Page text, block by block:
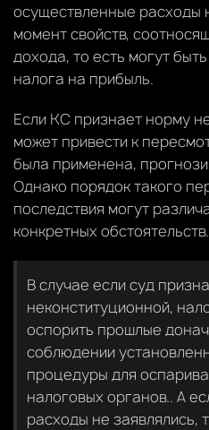
осуществленные расходы
момент свойств,
дохода, то есть могут
налога на прибыль.
Если КС признает норму
может привести к
была применена,
Однако порядок такого
последствия могут
конкретных обстоятельств.
В случае если суд
неконституционной,
оспорить прошлые
соблюдении
процедуры для
налоговых органов.. А
расходы не заявлялись,